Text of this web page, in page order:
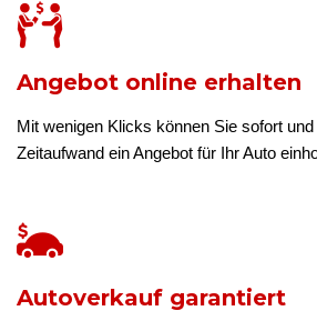
Angebot online erhalten
Mit wenigen Klicks können Sie sofort
Zeitaufwand ein Angebot für Ihr Auto
Autoverkauf garantiert